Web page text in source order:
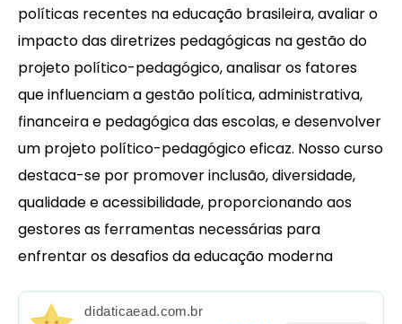
políticas recentes na educação brasileira, avaliar o
impacto das diretrizes pedagógicas na gestão do
projeto político-pedagógico, analisar os fatores
que influenciam a gestão política, administrativa,
financeira e pedagógica das escolas, e desenvolver
um projeto político-pedagógico eficaz. Nosso curso
destaca-se por promover inclusão, diversidade,
qualidade e acessibilidade, proporcionando aos
gestores as ferramentas necessárias para
enfrentar os desafios da educação moderna
didaticaead.com.br